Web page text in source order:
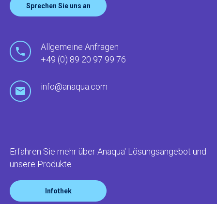
Sprechen Sie uns an
Allgemeine Anfragen
+49 (0) 89 20 97 99 76
info@anaqua.com
Erfahren Sie mehr über Anaqua' Lösungsangebot und
unsere Produkte
Infothek